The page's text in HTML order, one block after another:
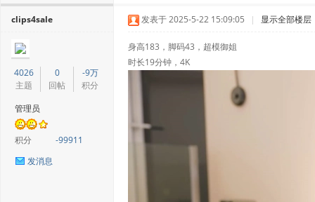
clips4sale
4026
主题
0
回帖
-9万
积分
管理员
积分
-99911
发消息
发表于 2025-5-22 15:09:05 | 显示全部楼层
身高183，脚码43，超模御姐
时长19分钟，4K